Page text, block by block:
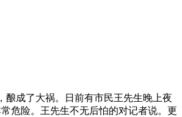
酿成了大祸。日前有市民王先生晚上夜
危险。王先生不无后怕的对记者说。更